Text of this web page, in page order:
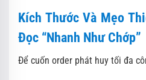
Kích Thước Và Mẹo
Đọc “Nhanh Như Chớp”
Để cuốn order phát huy tối đa